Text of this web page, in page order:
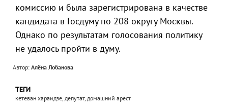
комиссию и была зарегистрирована в качестве
кандидата в Госдуму по 208 округу Москвы.
Однако по результатам голосования политику
не удалось пройти в думу.
Автор: Алёна Лобанова
ТЕГИ
кетеван хараидзе, депутат, домашний арест